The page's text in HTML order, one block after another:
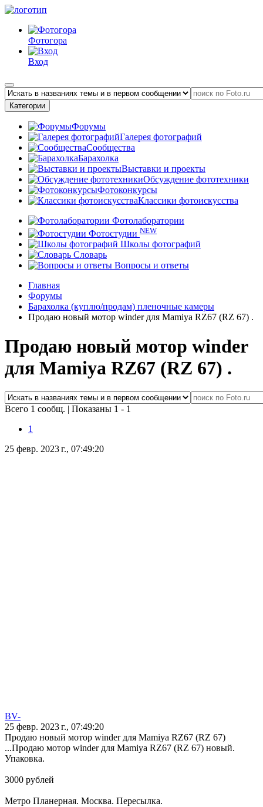
Фотогора
Вход
Категории
Форумы
Галерея фотографий
Сообщества
Барахолка
Выставки и проекты
Обсуждение фототехники
Фотоконкурсы
Классики фотоискусства
Фотолаборатории
Фотостудии NEW
Школы фотографий
Словарь
Вопросы и ответы
Главная
Форумы
Барахолка (куплю/продам) пленочные камеры
Продаю новый мотор winder для Mamiya RZ67 (RZ 67) .
Продаю новый мотор winder
для Mamiya RZ67 (RZ 67) .
Всего 1 сообщ. | Показаны 1 - 1
1
25 февр. 2023 г., 07:49:20
BV-
25 февр. 2023 г., 07:49:20
Продаю новый мотор winder для Mamiya RZ67 (RZ 67)
...Продаю мотор winder для Mamiya RZ67 (RZ 67) новый.
Упаковка.
3000 рублей
Метро Планерная. Москва. Пересылка.